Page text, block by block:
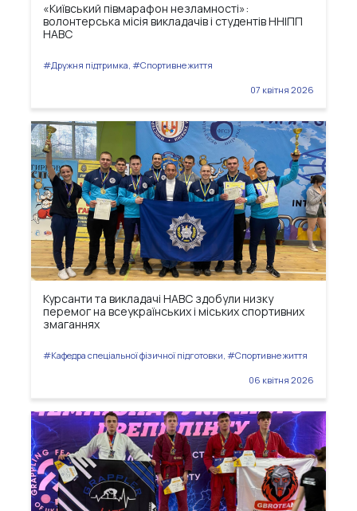
«Київський півмарафон незламності»:
волонтерська місія викладачів і студентів ННІПП
НАВС
#Дружня підтримка, #Спортивне життя
07 квітня 2026
Курсанти та викладачі НАВС здобули низку
перемог на всеукраїнських і міських спортивних
змаганнях
#Кафедра спеціальної фізичної підготовки, #Спортивне життя
06 квітня 2026